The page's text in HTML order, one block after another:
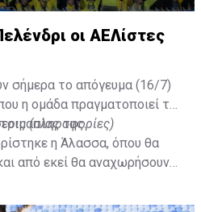
οι ΑΕΛίστες
σήμερα το απόγευμα (16/7)
η ομάδα πραγματοποιεί το
της.
(πληροφορίες)
η Άλασσα, όπου θα
από εκεί θα αναχωρήσουν
απογευματινή προπόνηση